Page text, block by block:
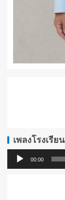
เพลงโรงเรียน
ตัว
00:00